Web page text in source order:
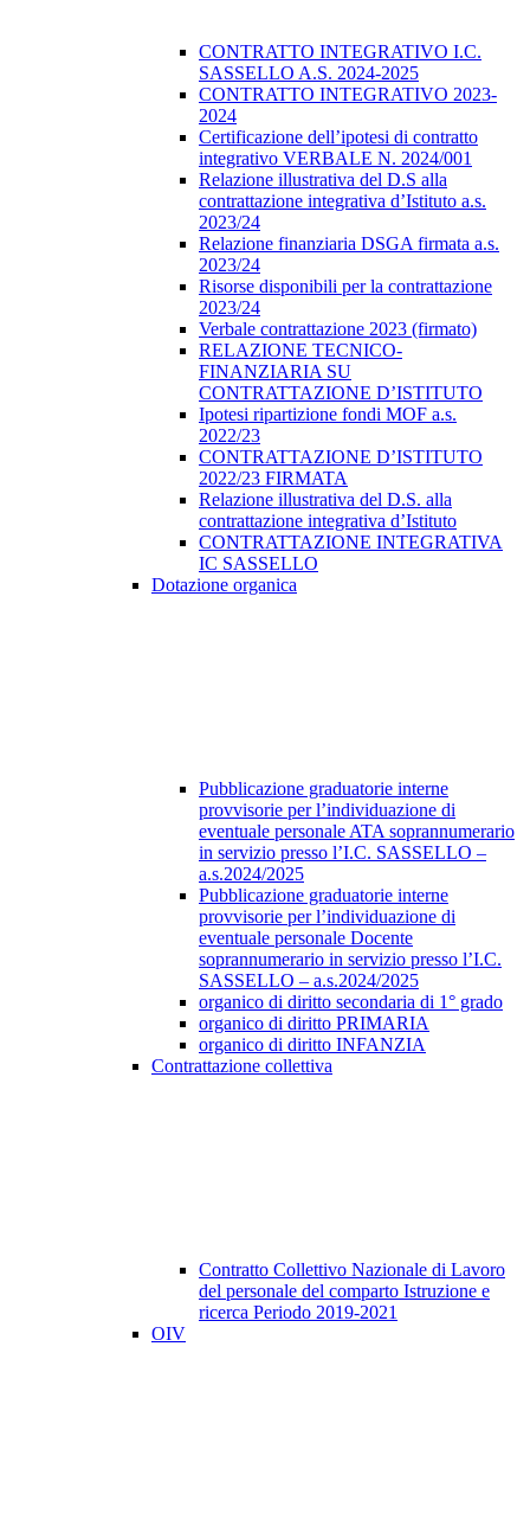
CONTRATTO INTEGRATIVO I.C.
SASSELLO A.S. 2024-2025
CONTRATTO INTEGRATIVO 2023-
2024
Certificazione dell’ipotesi di contratto
integrativo VERBALE N. 2024/001
Relazione illustrativa del D.S alla
contrattazione integrativa d’Istituto a.s.
2023/24
Relazione finanziaria DSGA firmata a.s.
2023/24
Risorse disponibili per la contrattazione
2023/24
Verbale contrattazione 2023 (firmato)
RELAZIONE TECNICO-
FINANZIARIA SU
CONTRATTAZIONE D’ISTITUTO
Ipotesi ripartizione fondi MOF a.s.
2022/23
CONTRATTAZIONE D’ISTITUTO
2022/23 FIRMATA
Relazione illustrativa del D.S. alla
contrattazione integrativa d’Istituto
CONTRATTAZIONE INTEGRATIVA
IC SASSELLO
Dotazione organica
Pubblicazione graduatorie interne
provvisorie per l’individuazione di
eventuale personale ATA soprannumerario
in servizio presso l’I.C. SASSELLO –
a.s.2024/2025
Pubblicazione graduatorie interne
provvisorie per l’individuazione di
eventuale personale Docente
soprannumerario in servizio presso l’I.C.
SASSELLO – a.s.2024/2025
organico di diritto secondaria di 1° grado
organico di diritto PRIMARIA
organico di diritto INFANZIA
Contrattazione collettiva
Contratto Collettivo Nazionale di Lavoro
del personale del comparto Istruzione e
ricerca Periodo 2019-2021
OIV